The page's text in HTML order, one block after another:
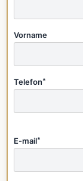
Vorname
Telefon*
E-mail*